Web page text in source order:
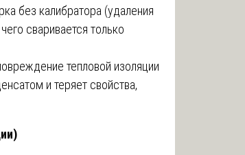
без калибратора (удаления
сваривается только
тепловой изоляции
и теряет свойства,